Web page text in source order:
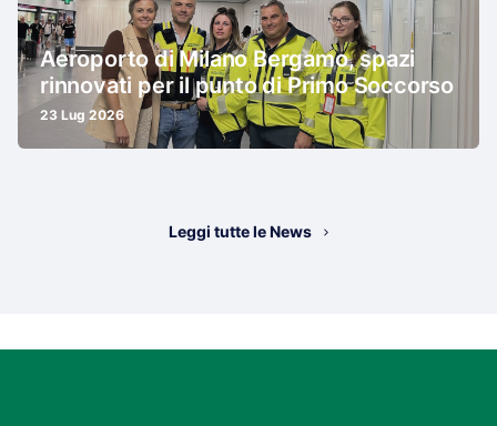
Aeroporto di Milano Bergamo, spazi
rinnovati per il punto di Primo Soccorso
23 Lug 2026
Leggi tutte le News